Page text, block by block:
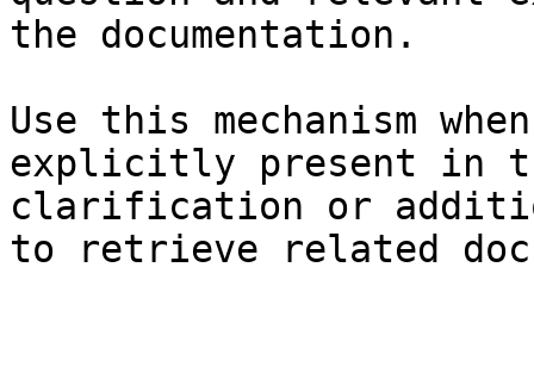
the documentation.
Use this mechanism
explicitly present in
clarification or